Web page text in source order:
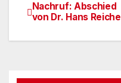
Nachruf: Abschied
von Dr. Hans